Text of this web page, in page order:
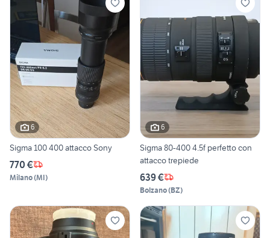
6
Sigma 100 400 attacco Sony
770 €
Milano(MI)
6
Sigma 80-400 4.5f perfetto con
attacco trepiede
639 €
Bolzano(BZ)